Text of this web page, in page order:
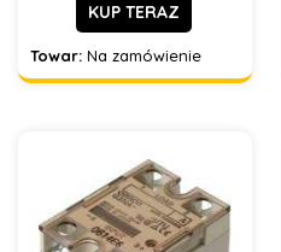
KUP TERAZ
Towar: Na zamówienie